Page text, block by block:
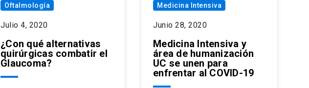
Oftalmología
Julio 4, 2020
¿Con qué alternativas
quirúrgicas combatir el
Glaucoma?
Medicina Intensiva
Junio 28, 2020
Medicina Intensiva y
área de humanización
UC se unen para
enfrentar al COVID-19